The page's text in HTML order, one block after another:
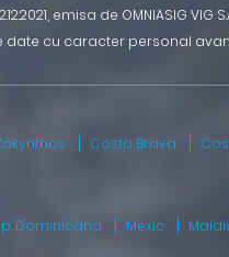
, emisa de OMNIASIG VIG
cu caracter personal
Costa Brava
Dominicana Mexic